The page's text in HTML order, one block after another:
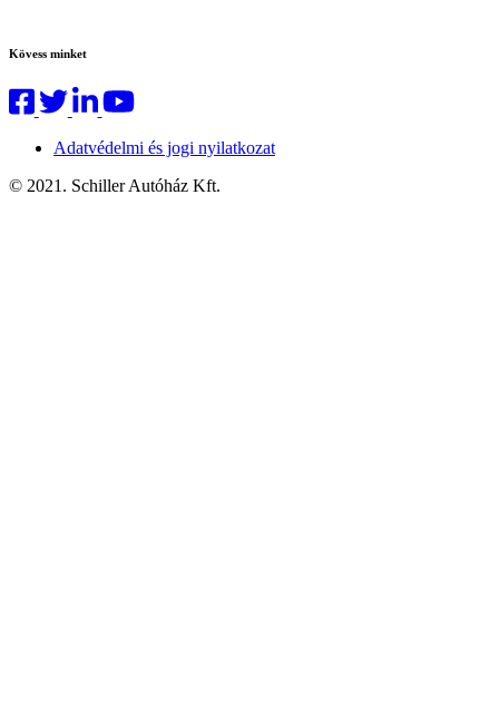
Kövess minket
Adatvédelmi és jogi nyilatkozat
© 2021. Schiller Autóház Kft.